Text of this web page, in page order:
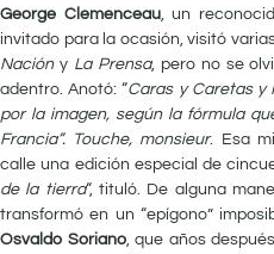
George Clemenceau, un
invitado para la ocasión, visitó
Nacióny La Prensa, pero no se
adentro. Anotó: “Caras y Caretas y
por la imagen, según la fórmula
Francia”. Touche, monsieur. Esa
calle una edición especial de
de la tierra“, tituló. De alguna
transformó en un “epígono”
Osvaldo Soriano, que años